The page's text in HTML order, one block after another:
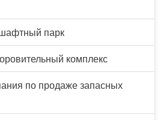
парк
комплекс
по продаже запасных